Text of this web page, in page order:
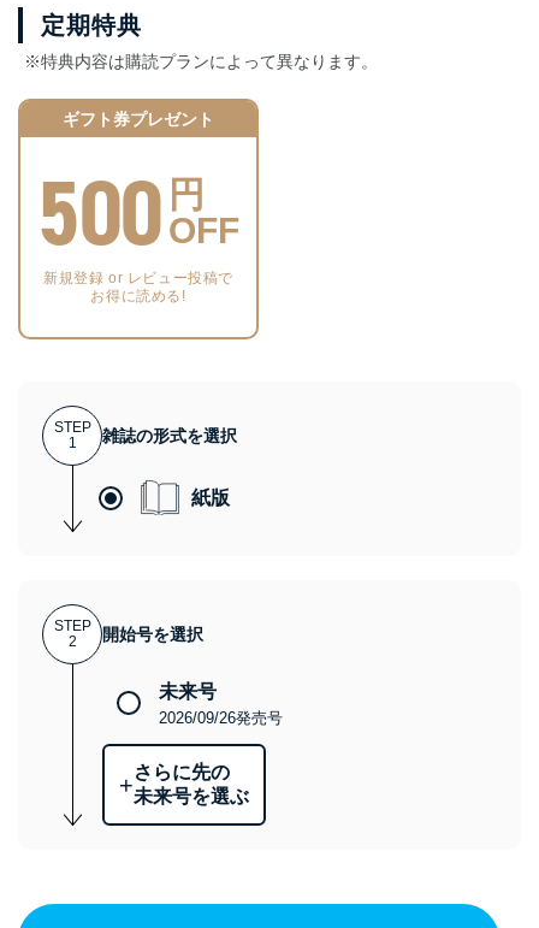
定期特典
※特典内容は購読プランによって異なります。
ギフト券プレゼント
500 円
OFF
新規登録 or レビュー投稿で
お得に読める!
STEP
1
雑誌の形式を選択
紙版
STEP
2
開始号を選択
未来号
2026/09/26発売号
+さらに先の
未来号を選ぶ